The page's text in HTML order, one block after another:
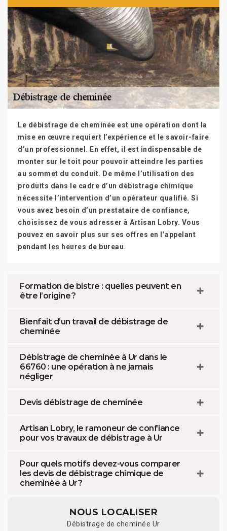
Le débistrage de cheminée est une opération dont la
mise en œuvre requiert l’expérience et le savoir-faire
d’un professionnel. En effet, il est indispensable de
monter sur le toit pour pouvoir atteindre les parties
au sommet du conduit. De même l’utilisation des
produits dans le cadre d’un débistrage chimique
nécessite l’intervention d’un opérateur qualifié. Si
vous avez besoin d’un prestataire de confiance,
choisissez de vous adresser à Artisan Lobry. Vous
pouvez en savoir plus sur ses offres en l’appelant
pendant les heures de bureau.
Formation de bistre : quelles peuvent en
être l’origine ?
Bienfait d’un travail de débistrage de
cheminée
Débistrage de cheminée à Ur dans le
66760 : une opération à ne jamais
négliger
Devis débistrage de cheminée
Artisan Lobry, le ramoneur de confiance
pour vos travaux de débistrage à Ur
Pour quels motifs devez-vous comparer
les devis de débistrage chimique de
cheminée à Ur ?
NOUS LOCALISER
Débistrage de cheminée Ur